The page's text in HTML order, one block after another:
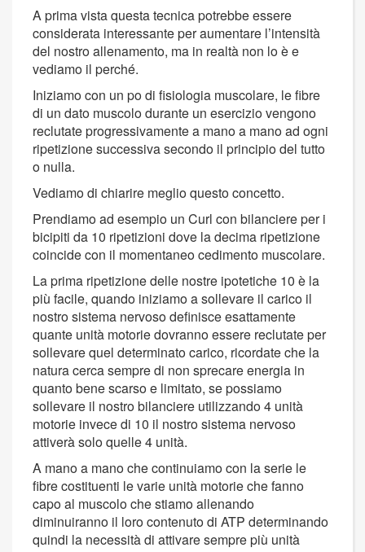
A prima vista questa tecnica potrebbe essere
considerata interessante per aumentare l’intensità
del nostro allenamento, ma in realtà non lo è e
vediamo il perché.
Iniziamo con un po di fisiologia muscolare, le fibre
di un dato muscolo durante un esercizio vengono
reclutate progressivamente a mano a mano ad ogni
ripetizione successiva secondo il principio del tutto
o nulla.
Vediamo di chiarire meglio questo concetto.
Prendiamo ad esempio un Curl con bilanciere per i
bicipiti da 10 ripetizioni dove la decima ripetizione
coincide con il momentaneo cedimento muscolare.
La prima ripetizione delle nostre ipotetiche 10 è la
più facile, quando iniziamo a sollevare il carico il
nostro sistema nervoso definisce esattamente
quante unità motorie dovranno essere reclutate per
sollevare quel determinato carico, ricordate che la
natura cerca sempre di non sprecare energia in
quanto bene scarso e limitato, se possiamo
sollevare il nostro bilanciere utilizzando 4 unità
motorie invece di 10 il nostro sistema nervoso
attiverà solo quelle 4 unità.
A mano a mano che continuiamo con la serie le
fibre costituenti le varie unità motorie che fanno
capo al muscolo che stiamo allenando
diminuiranno il loro contenuto di ATP determinando
quindi la necessità di attivare sempre più unità